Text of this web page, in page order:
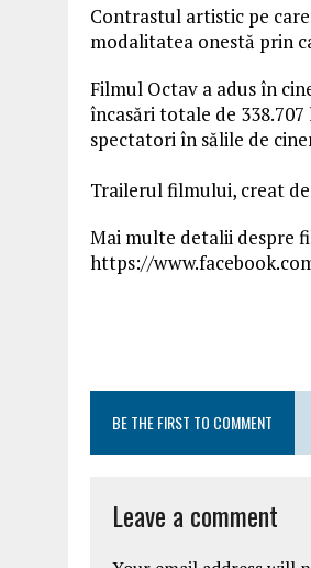
Contrastul artistic pe
modalitatea onestă prin
Filmul Octav a adus în
încasări totale de
spectatori în sălile de
Trailerul filmului, creat
Mai multe detalii despre
https://
BE THE FIRST TO COMMENT
Leave a comment